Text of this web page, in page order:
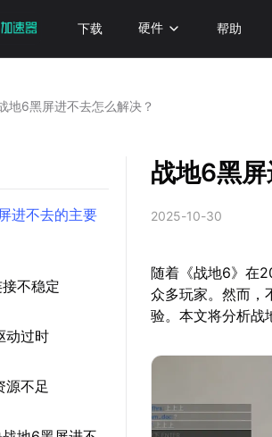
下载 硬件 帮助
地6黑屏进不去怎么解决？
进不去的主要
不稳定
动过时
源不足
战地6黑屏
2025-10-30
随着《战地6》在
众多玩家。然而，
验。本文将分析战